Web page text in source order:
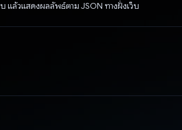
แล้วแสดงผลลัพธ์ตาม JSON ทางฝั่งเว็บ